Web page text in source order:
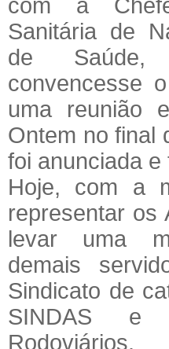
Sanitária de
de Saúde,
convencesse
uma reunião
Ontem no final
foi anunciada
Hoje, com a
representar os
levar uma
demais
Sindicato de
SINDAS e
Rodoviários.